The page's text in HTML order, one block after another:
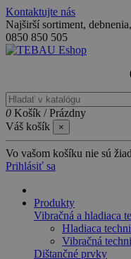
Kontaktujte nás
Najširší sortiment,
0850 850 505
0 Košík /Prázdny
Váš košík
×
Vo vašom košíku nie sú
Prihlásiť sa
Produkty
Vibračná a hladiaca
Hladiaca
Vibračná
Dištančné prvky